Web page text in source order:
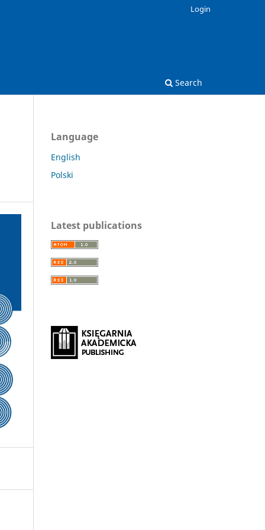
Search
Login
Language
English
Polski
Latest publications